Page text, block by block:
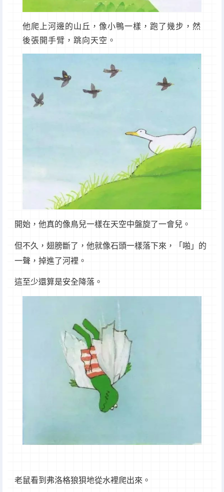
他爬上河邊的山丘，像小鴨一樣，跑了幾步，然
後張開手臂，跳向天空。
開始，他真的像鳥兒一樣在天空中盤旋了一會兒。
但不久，翅膀斷了，他就像石頭一樣落下來，「啪」的
一聲，掉進了河裡。
這至少還算是安全降落。
老鼠看到弗洛格狼狽地從水裡爬出來。